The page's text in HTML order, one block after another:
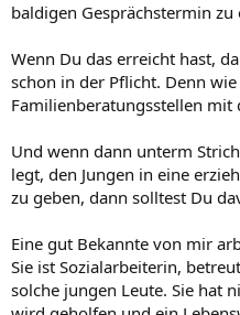
baldigen Gesprächstermin zu
Wenn Du das erreicht hast,
schon in der Pflicht. Denn
Familienberatungsstellen mit
Und wenn dann unterm
legt, den Jungen in eine
zu geben, dann solltest Du
Eine gut Bekannte von mir
Sie ist Sozialarbeiterin,
solche jungen Leute. Sie hat